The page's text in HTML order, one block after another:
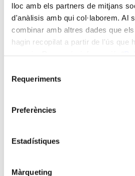
lloc amb els partners de mitjans
d'anàlisis amb qui col·laborem. Al
combinar amb altres dades que
hagin recopilat a partir de l'ús que
Requeriments
Preferències
Estadístiques
Màrqueting
microcredencial proporciona
lideratge a les necessitats
l'equip mitjançant metodologies
l'anàlisi de personalitats. El
aplicable i orientat a generar un
Lideratge 360º per a
amb responsabilitats de gestió,
equips cohesionats, eficients i
Belbin i les 5 disfuncions d'un
organitzacional.